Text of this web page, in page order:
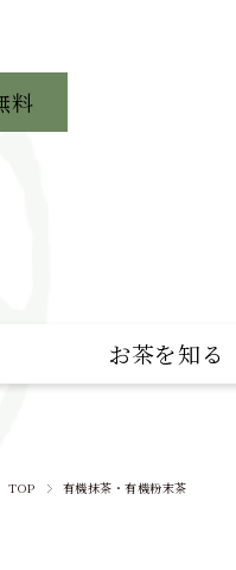
料
お茶を知る
下堂園物語
TOP 有機抹茶・有機粉末茶